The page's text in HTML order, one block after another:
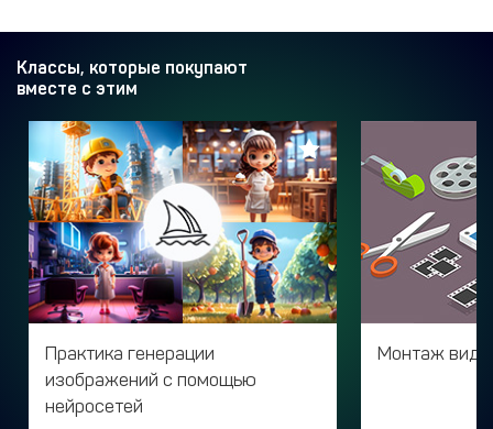
Классы, которые покупают
вместе с этим
Практика генерации
изображений с помощью
нейросетей
Монтаж